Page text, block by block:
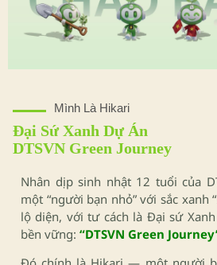
Mình Là Hikari
Đại Sứ Xanh Dự Án
DTSVN Green Journey
Nhân dịp sinh nhật 12 tuổi của
một “người bạn nhỏ” với sắc xanh
lộ diện, với tư cách là Đại sứ
bền vững: “DTSVN Green